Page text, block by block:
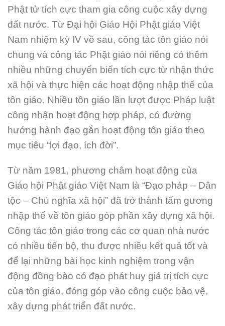
Phật tử tích cực tham gia công cuộc xây dựng
đất nước. Từ Đại hội Giáo Hội Phật giáo Việt
Nam nhiệm kỳ IV về sau, công tác tôn giáo nói
chung và công tác Phật giáo nói riêng có thêm
nhiều những chuyển biến tích cực từ nhận thức
xã hội và thực hiện các hoạt động nhập thế của
tôn giáo. Nhiều tôn giáo lần lượt được Pháp luật
công nhận hoạt động hợp pháp, có đường
hướng hành đạo gắn hoạt động tôn giáo theo
mục tiêu “lợi đạo, ích đời”.
Từ năm 1981, phương châm hoạt động của
Giáo hội Phật giáo Việt Nam là “Đạo pháp – Dân
tộc – Chủ nghĩa xã hội” đã trở thành tấm gương
nhập thế về tôn giáo góp phần xây dựng xã hội.
Công tác tôn giáo trong các cơ quan nhà nước
có nhiều tiến bộ, thu được nhiều kết quả tốt và
để lại những bài học kinh nghiệm trong vận
động đồng bào có đạo phát huy giá trị tích cực
của tôn giáo, đóng góp vào công cuộc bảo vệ,
xây dựng phát triển đất nước.